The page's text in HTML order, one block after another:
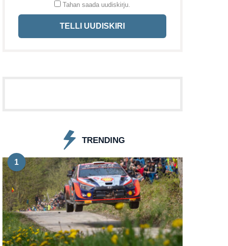
Tahan saada uudiskirju.
TELLI UUDISKIRI
TRENDING
1